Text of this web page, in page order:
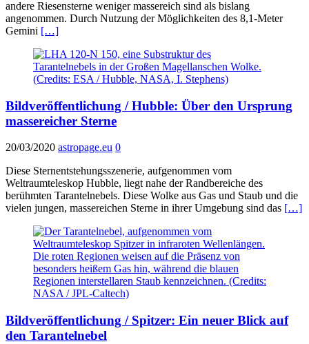
andere Riesensterne weniger massereich sind als bislang
angenommen. Durch Nutzung der Möglichkeiten des 8,1-Meter
Gemini […]
Bildveröffentlichung / Hubble: Über den Ursprung
massereicher Sterne
20/03/2020 astropage.eu 0
Diese Sternentstehungsszenerie, aufgenommen vom
Weltraumteleskop Hubble, liegt nahe der Randbereiche des
berühmten Tarantelnebels. Diese Wolke aus Gas und Staub und die
vielen jungen, massereichen Sterne in ihrer Umgebung sind das […]
Bildveröffentlichung / Spitzer: Ein neuer Blick auf
den Tarantelnebel